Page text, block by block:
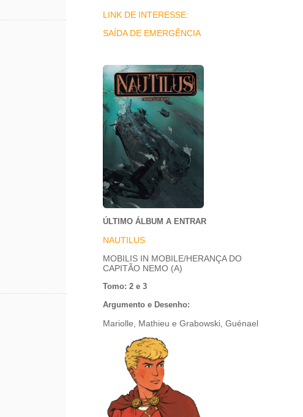
LINK DE INTERESSE:
SAÍDA DE EMERGÊNCIA
ÚLTIMO ÁLBUM A ENTRAR
NAUTILUS
MOBILIS IN MOBILE/HERANÇA DO
CAPITÃO NEMO (A)
Tomo: 2 e 3
Argumento e Desenho:
Mariolle, Mathieu e Grabowski, Guénael